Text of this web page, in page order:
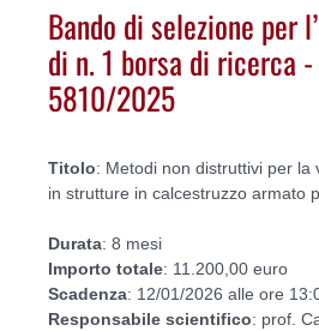
Bando di selezione per
di n. 1 borsa di ricerca
5810/2025
Titolo: Metodi non distruttivi per la
in strutture in calcestruzzo armato
Durata: 8 mesi
Importo totale: 11.200,00 euro
Scadenza: 12/01/2026 alle ore
Responsabile scientifico: prof.